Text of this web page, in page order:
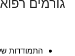
גורמים
התמודדות